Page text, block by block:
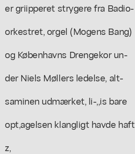
er griipperet strygere fra Badio-
orkestret, orgel (Mogens Bang)
og Københavns Drengekor un-
der Niels Møllers ledelse, alt-
saminen udmærket, li-,,is bare
opt,agelsen klangligt havde haft
z,